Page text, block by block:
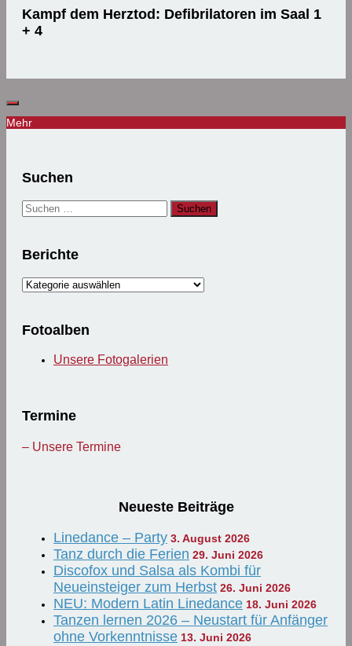
Kampf dem Herztod: Defibrilatoren im Saal 1
+ 4
Mehr
Suchen
Suchen
nach:
Berichte
Berichte
Fotoalben
Unsere Fotogalerien
Termine
– Unsere Termine
Neueste Beiträge
Linedance – Party 3. August 2026
Tanz durch die Ferien 29. Juni 2026
Discofox und Salsa als Kombi für
Neueinsteiger zum Herbst 26. Juni 2026
NEU: Modern Latin Linedance 18. Juni 2026
Tanzen lernen 2026 – Neustart für Anfänger
ohne Vorkenntnisse 13. Juni 2026